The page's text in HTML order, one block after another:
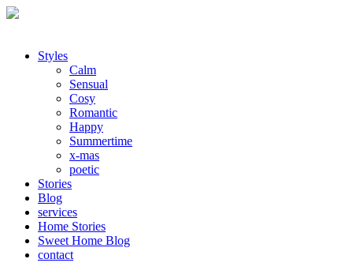
Styles
Calm
Sensual
Cosy
Romantic
Happy
Summertime
x-mas
poetic
Stories
Blog
services
Home Stories
Sweet Home Blog
contact